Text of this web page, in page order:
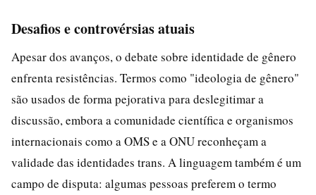
Desafios e controvérsias atuais
Apesar dos avanços, o debate sobre identidade de gênero
enfrenta resistências. Termos como "ideologia de gênero"
são usados de forma pejorativa para deslegitimar a
discussão, embora a comunidade científica e organismos
internacionais como a OMS e a ONU reconheçam a
validade das identidades trans. A linguagem também é um
campo de disputa: algumas pessoas preferem o termo